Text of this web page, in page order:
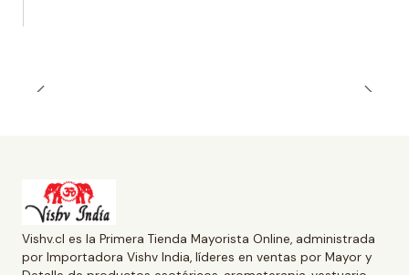
Vishv.cl es la Primera Tienda Mayorista Online, administrada
por Importadora Vishv India, líderes en ventas por Mayor y